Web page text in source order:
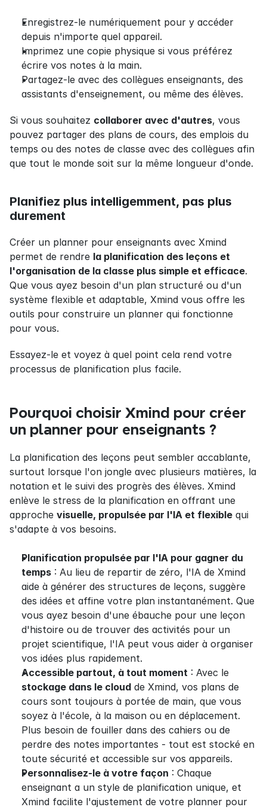
Enregistrez-le numériquement pour y accéder
depuis n'importe quel appareil.
Imprimez une copie physique si vous préférez
écrire vos notes à la main.
Partagez-le avec des collègues enseignants, des
assistants d'enseignement, ou même des élèves.
Si vous souhaitez collaborer avec d'autres, vous
pouvez partager des plans de cours, des emplois du
temps ou des notes de classe avec des collègues afin
que tout le monde soit sur la même longueur d'onde.
Planifiez plus intelligemment, pas plus
durement
Créer un planner pour enseignants avec Xmind
permet de rendre la planification des leçons et
l'organisation de la classe plus simple et efficace.
Que vous ayez besoin d'un plan structuré ou d'un
système flexible et adaptable, Xmind vous offre les
outils pour construire un planner qui fonctionne
pour vous.
Essayez-le et voyez à quel point cela rend votre
processus de planification plus facile.
Pourquoi choisir Xmind pour créer
un planner pour enseignants ?
La planification des leçons peut sembler accablante,
surtout lorsque l'on jongle avec plusieurs matières, la
notation et le suivi des progrès des élèves. Xmind
enlève le stress de la planification en offrant une
approche visuelle, propulsée par l'IA et flexible qui
s'adapte à vos besoins.
Planification propulsée par l'IA pour gagner du
temps : Au lieu de repartir de zéro, l'IA de Xmind
aide à générer des structures de leçons, suggère
des idées et affine votre plan instantanément. Que
vous ayez besoin d'une ébauche pour une leçon
d'histoire ou de trouver des activités pour un
projet scientifique, l'IA peut vous aider à organiser
vos idées plus rapidement.
Accessible partout, à tout moment
stockage dans le cloud de Xmind, vos plans de
cours sont toujours à portée de main, que vous
soyez à l'école, à la maison ou en déplacement.
Plus besoin de fouiller dans des cahiers ou de
perdre des notes importantes - tout est stocké en
toute sécurité et accessible sur vos appareils.
Personnalisez-le à votre façon : Chaque
enseignant a un style de planification unique, et
Xmind facilite l'ajustement de votre planner pour